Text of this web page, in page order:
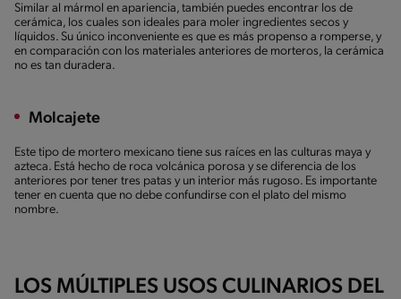
Similar al mármol en apariencia, también puedes encontrar los de
cerámica, los cuales son ideales para moler ingredientes secos y
líquidos. Su único inconveniente es que es más propenso a romperse, y
en comparación con los materiales anteriores de morteros, la cerámica
no es tan duradera.
Molcajete
Este tipo de mortero mexicano tiene sus raíces en las culturas maya y
azteca. Está hecho de roca volcánica porosa y se diferencia de los
anteriores por tener tres patas y un interior más rugoso. Es importante
tener en cuenta que no debe confundirse con el plato del mismo
nombre.
LOS MÚLTIPLES USOS CULINARIOS DEL